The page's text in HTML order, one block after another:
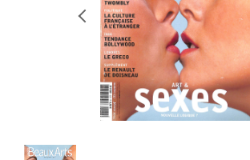
RETRACE
コンサート
出演者
出版物
スカラシップ受賞者